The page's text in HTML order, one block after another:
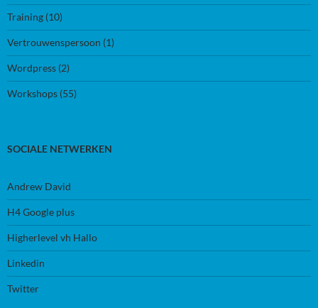
Training (10)
Vertrouwenspersoon (1)
Wordpress (2)
Workshops (55)
SOCIALE NETWERKEN
Andrew David
H4 Google plus
Higherlevel vh Hallo
Linkedin
Twitter